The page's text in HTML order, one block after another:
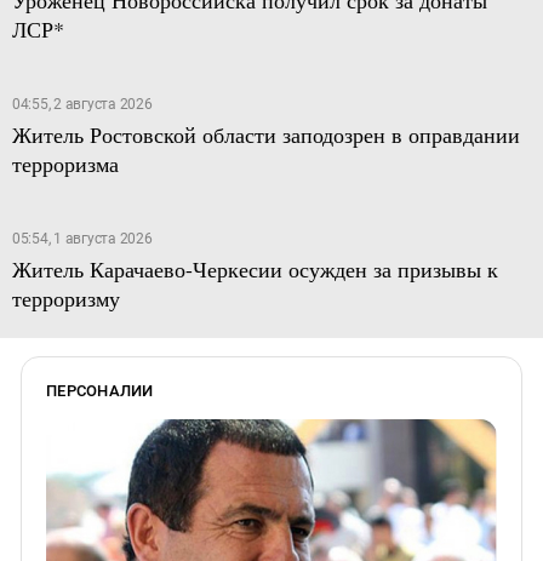
ЛСР*
04:55, 2 августа 2026
Житель Ростовской области заподозрен в оправдании
терроризма
05:54, 1 августа 2026
Житель Карачаево-Черкесии осужден за призывы к
терроризму
ПЕРСОНАЛИИ